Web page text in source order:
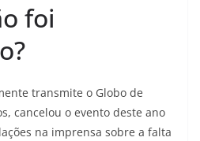
foi
transmite o Globo de
cancelou o evento deste ano
na imprensa sobre a falta